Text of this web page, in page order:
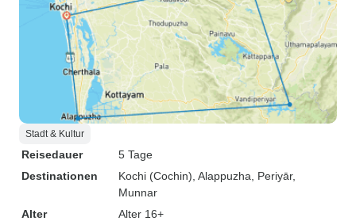
Stadt & Kultur
Reisedauer
5 Tage
Destinationen
Kochi (Cochin) , Alappuzha , Periyār,
Munnar
Alter
Alter 16+